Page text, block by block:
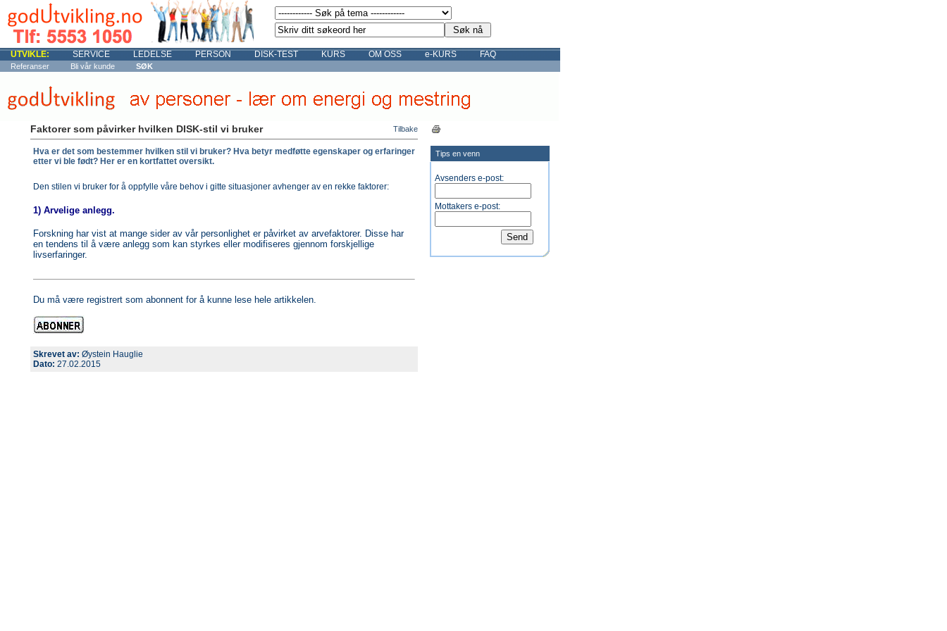
UTVIKLE: SERVICE LEDELSE PERSON DISK-TEST KURS OM OSS e-KURS FAQ
Referanser Bli vår kunde SØK
Faktorer som påvirker hvilken DISK-stil vi bruker Tilbake
Hva er det som bestemmer hvilken stil vi bruker? Hva betyr medføtte egenskaper og erfaringer
etter vi ble født? Her er en kortfattet oversikt.
Den stilen vi bruker for å oppfylle våre behov i gitte situasjoner avhenger av en rekke faktorer:
1) Arvelige anlegg.
Forskning har vist at mange sider av vår personlighet er påvirket av arvefaktorer. Disse har
en tendens til å være anlegg som kan styrkes eller modifiseres gjennom forskjellige
livserfaringer.
Du må være registrert som abonnent for å kunne lese hele artikkelen.
Skrevet av: Øystein Hauglie
Dato: 27.02.2015
Tips en venn
Avsenders e-post:
Mottakers e-post: